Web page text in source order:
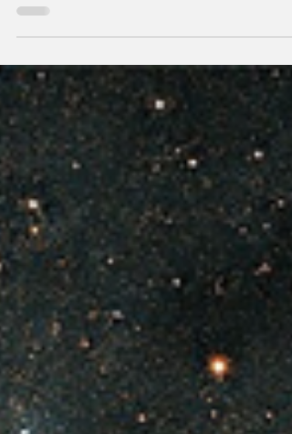
apenas el punto de partida para
reinventarse…